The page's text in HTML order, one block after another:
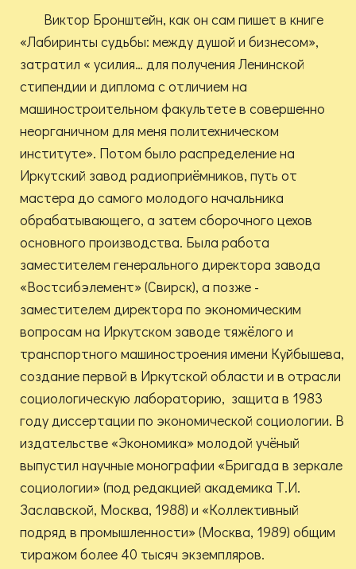
Виктор Бронштейн, как он сам пишет в книге
«Лабиринты судьбы: между душой и бизнесом»,
затратил « усилия… для получения Ленинской
стипендии и диплома с отличием на
машиностроительном факультете в совершенно
неорганичном для меня политехническом
институте». Потом было распределение на
Иркутский завод радиоприёмников, путь от
мастера до самого молодого начальника
обрабатывающего, а затем сборочного цехов
основного производства. Была работа
заместителем генерального директора завода
«Востсибэлемент» (Свирск), а позже -
заместителем директора по экономическим
вопросам на Иркутском заводе тяжёлого и
транспортного машиностроения имени Куйбышева,
создание первой в Иркутской области и в отрасли
социологическую лабораторию, защита в 1983
году диссертации по экономической социологии. В
издательстве «Экономика» молодой учёный
выпустил научные монографии «Бригада в зеркале
социологии» (под редакцией академика Т.И.
Заславской, Москва, 1988) и «Коллективный
подряд в промышленности» (Москва, 1989) общим
тиражом более 40 тысяч экземпляров.